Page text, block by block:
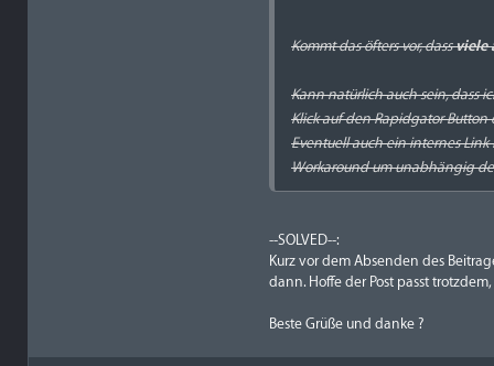
Kommt das öfters vor, dassviele
Kann natürlich auch sein, dass
Klick auf den Rapidgator Button
Eventuell auch ein internes
Workaround um unabhängig
--SOLVED--:
Kurz vor dem Absenden des
dann. Hoffe der Post passt
Beste Grüße und danke ?